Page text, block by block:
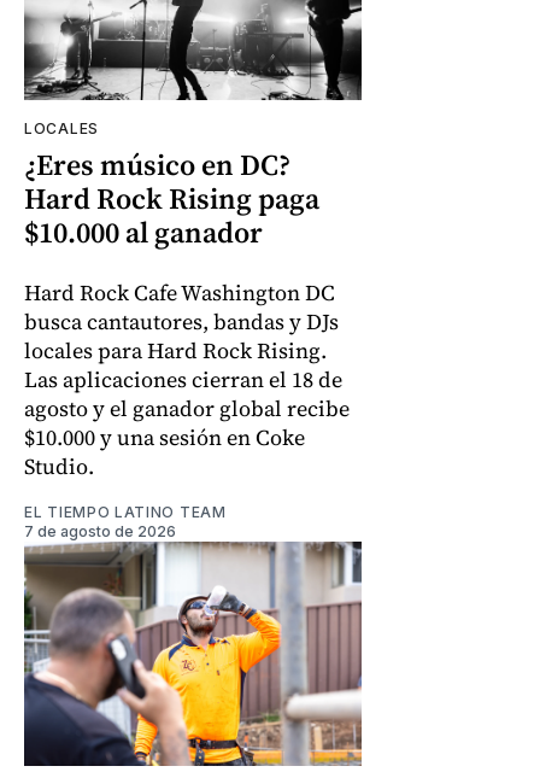
LOCALES
¿Eres músico en DC?
Hard Rock Rising paga
$10.000 al ganador
Hard Rock Cafe Washington DC
busca cantautores, bandas y DJs
locales para Hard Rock Rising.
Las aplicaciones cierran el 18 de
agosto y el ganador global recibe
$10.000 y una sesión en Coke
Studio.
EL TIEMPO LATINO TEAM
7 de agosto de 2026